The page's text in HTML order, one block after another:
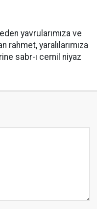
yavrularımıza ve
rahmet, yaralılarımıza
sabr-ı cemil niyaz